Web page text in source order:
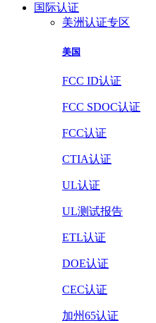
国际认证
美洲认证专区
美国
FCC ID认证
FCC SDOC认证
FCC认证
CTIA认证
UL认证
UL测试报告
ETL认证
DOE认证
CEC认证
加州65认证